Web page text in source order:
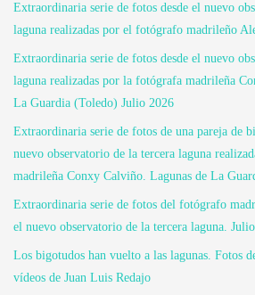
Extraordinaria serie de fotos desde el nuevo
laguna realizadas por el fotógrafo madrileño
Extraordinaria serie de fotos desde el nuevo
laguna realizadas por la fotógrafa madrileña
La Guardia (Toledo) Julio 2026
Extraordinaria serie de fotos de una pareja de
nuevo observatorio de la tercera laguna
madrileña Conxy Calviño. Lagunas de La
Extraordinaria serie de fotos del fotógrafo
el nuevo observatorio de la tercera laguna.
Los bigotudos han vuelto a las lagunas. Fotos
vídeos de Juan Luis Redajo